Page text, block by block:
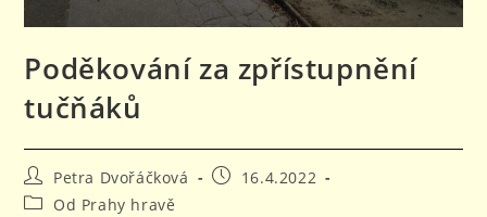
Poděkování za zpřístupnění
tučňáků
Autor
příspěvku
Petra Dvořáčková
Příspěvek
16.4.2022
RubrikyOd Prahy hravě